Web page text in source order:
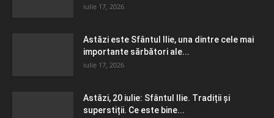
iulie 17, 2026
Astăzi este Sfântul Ilie, una dintre cele mai
importante sărbători ale...
iulie 17, 2026
Astăzi, 20 iulie: Sfântul Ilie. Tradiții și
superstiții. Ce este bine...